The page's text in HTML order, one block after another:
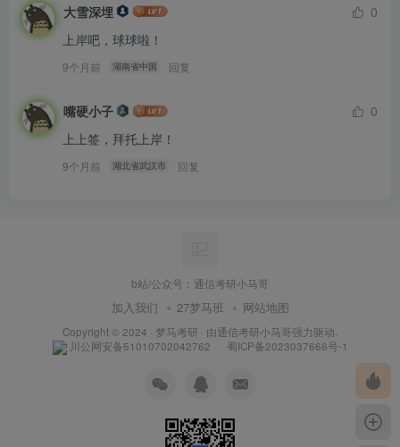
双一流院校！
上海科技大学
双非院校！
成都信息工程
淮北师范大学
天津师范大学
公众号：通信考研小马哥
大雪深埋
0
上岸吧，球球啦！
9个月前 湖南省中国 回复
嘴硬小子
0
上上签，拜托上岸！
9个月前 湖北省武汉市 回复
b站/公众号：通信考研小马哥
加入我们 27梦马班 网站地图
Copyright © 2024 · 梦马考研 · 由通信考研小马哥强力驱动.
川公网安备51010702042762
蜀ICP备2023037666号-1